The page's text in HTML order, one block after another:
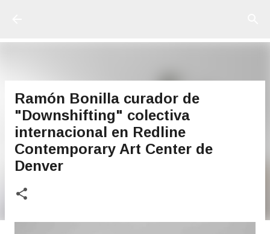
Ramón Bonilla curador de
"Downshifting" colectiva
internacional en Redline
Contemporary Art Center de
Denver